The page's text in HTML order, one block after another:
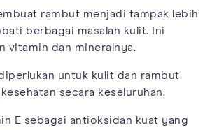
rambut menjadi tampak lebih
berbagai masalah kulit. Ini
vitamin dan mineralnya.
untuk kulit dan rambut
secara keseluruhan.
E sebagai antioksidan kuat yang